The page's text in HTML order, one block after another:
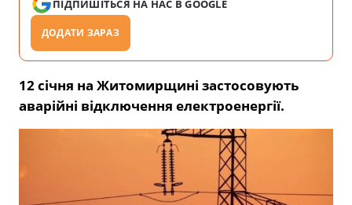
ПІДПИШІТЬСЯ НА НАС В GOOGLE
ДОДАТИ ЗАРАЗ
12 січня на Житомирщині застосовують
аварійні відключення електроенергії.